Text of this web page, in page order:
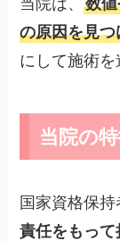
当院は、数
の原因を見
にして施術を
当院の
国家資格保
責任をもっ